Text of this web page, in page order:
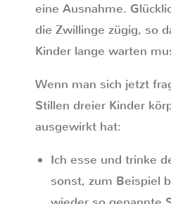
eine Ausnahme.
die Zwillinge zügig, so
Kinder lange warten
Wenn man sich jetzt
Stillen dreier Kinder
ausgewirkt hat:
Ich esse und trinke
sonst, zum Beispiel